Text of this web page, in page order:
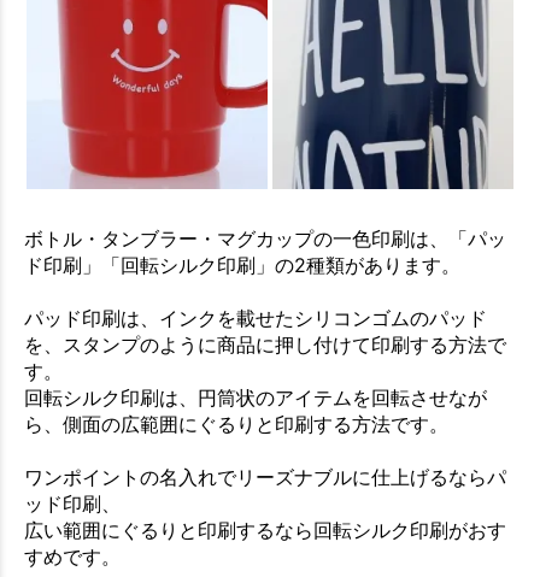
ボトル・タンブラー・マグカップの一色印刷は、「パッ
ド印刷」「回転シルク印刷」の2種類があります。
パッド印刷は、インクを載せたシリコンゴムのパッド
を、スタンプのように商品に押し付けて印刷する方法で
す。
回転シルク印刷は、円筒状のアイテムを回転させなが
ら、側面の広範囲にぐるりと印刷する方法です。
ワンポイントの名入れでリーズナブルに仕上げるならパ
ッド印刷、
広い範囲にぐるりと印刷するなら回転シルク印刷がおす
すめです。